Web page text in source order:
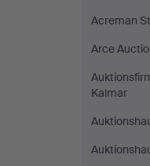
Acreman
Arce
Kalmar